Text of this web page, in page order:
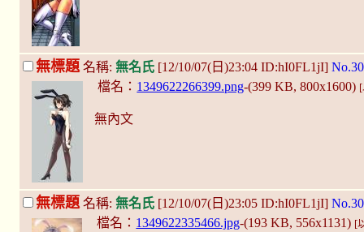
無標題 名稱: 無名氏 [12/10/07(日)23:04 ID:hI0FL1jI]
檔名： 1349622266399.png-(399 KB, 800x1600)
無內文
無標題 名稱: 無名氏 [12/10/07(日)23:05 ID:hI0FL1jI]
檔名： 1349622335466.jpg-(193 KB, 556x1131) [